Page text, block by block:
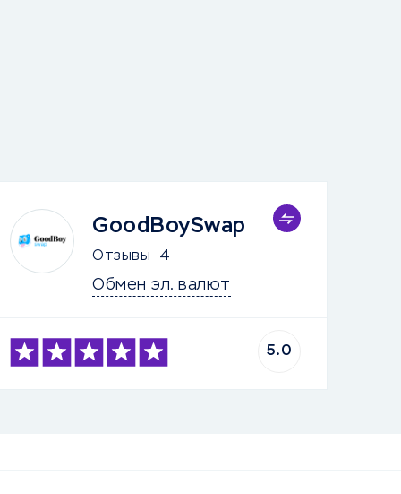
GoodBoySwap
Отзывы 4
Обмен эл. валют
5.0